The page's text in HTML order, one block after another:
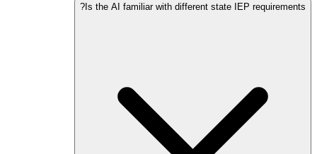
Is the AI familiar with different state IEP requirements?